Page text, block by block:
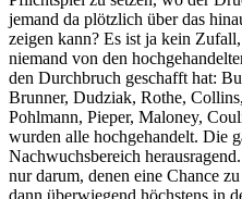
jemand da plötzlich über das
zeigen kann? Es ist ja kein
niemand von den
den Durchbruch geschafft hat:
Brunner, Dudziak, Rothe,
Pohlmann, Pieper, Maloney,
wurden alle hochgehandelt. Die
Nachwuchsbereich
nur darum, denen eine Chance